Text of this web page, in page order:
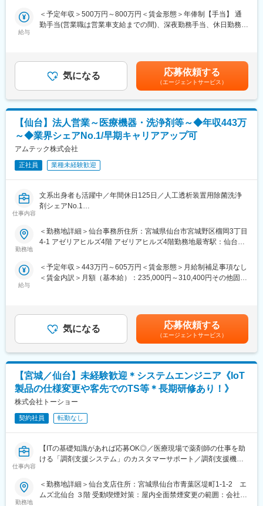
る環境です。
■キャリアパス：機械だけでなく電気やIT・科学の知識も身に着け
ど積極的なキャリア構築が可能です。
変更の範囲：会社の定める業務
て最前線で業界をリードしています。
当社は1949年の設立以来、医療技術の革新を続け、電池式体外型
高い仕事に携わりたい方におすすめです。
■組織体制：Structural Heart（ストラクチャルハート）
大動脈弁狭窄症の治療法の1つであるTAVI用デバイス（カテーテ
ル）を取り扱う部署で、外科手術と比べ、身体に負担の少ない治
療ができることが特徴です。
・主要製品URL
https://www.medtronic.com/jp-ja/healthcare-
professionals/products/cardiovascular/transcatheter-aortic-heart-
valves.html
社員の努力と成果を正当に評価するインセンティブ制度が充実し
ています。
■業務概要：
分析を駆使して戦略的にアプローチします。
・販売代理店との協力／教育
・手術立ち会い／技術サポート
・データ分析に基づく戦略的アプローチ
■研修／フォロー体制：
入社後、約1年をかけて1人前になれる研修・OJT制度を完備。座
学研修と先輩社員との同行で、着実に力をつけることができま
す。戦略的な営業活動を通じて、医師との折衝やデータ分析のス
キルも磨かれます。
変更の範囲：会社の定める業務
給与
＜予定年収＞500万円～800万円＜賃金形態＞年俸制【手当】 通
勤手当(営業職は営業車支給までの間)、深夜勤務手当、休日勤務手
年目の場合固定年収 500万円 インセンティブ 380万円35歳、
入社8年目の場合固定年収 600万円 インセンティブ 400万円
賃金はあくまでも目安の金額であり、選考を通じて上下する可能
性があります。月給(月額)は固定手当を含めた表記です。
気になる 応募依頼する
（エージェントサービス）
【仙台】法人営業～医療機器・洗浄剤等～◆年収443万
～◆業界シェアNo.1/早期キャリアアップ可
アムテック株式会社
正社員 業種未経験歓迎
仕事内容
文系出身者も活躍中／年間休日125日／人工透析装置用除菌洗浄
剤シェアNo.1
■業務概要：【変更の範囲：無】
当社にて『医療機器』『医療用洗浄剤等』の営業として「本当に
■業務内容：
【取り扱い商材】
医療機関（総合病院や透析クリニック等）、代理店
※訪問件数は平均すると1日数件程度。新規営業も実施頂きます。
【提案方法】
新規、既存顧客を中心に以下業務に従事。
・商品の入れ替え提案
・新規商品の提案
・顧客と関係構築を実施
＜月に3日程度出張が発生することがあります。＞
＜自身で直接営業することもあれば、顧客によっては代理店の方
と協力しながら提案することもあります。＞
仙台営業所では現在2名体制。経験豊富な社員と一緒に従事いただ
きます。
■入社後の流れ：
ご入社後は座学研修、研究所での商材勉強を経て計10日ほど営業
勤務地
＜勤務地詳細＞仙台事務所住所：宮城県仙台市宮城野区榴岡3丁目
4-1 アゼリアヒルズ4階 アゼリアヒルズ4階勤務地最寄駅：仙台駅
給与
＜予定年収＞443万円～605万円＜賃金形態＞月給制補足事項なし
＜賃金内訳＞月額（基本給）：235,000円～310,400円その他固定
む）＜昇給有無＞有＜残業手当＞有＜給与補足＞※職種・経験・ス
キルに応じて、同社規定により決定します。■昇給：年1回
1,000～18,000円／年■賞与：年2回（計4～6.0ヶ月）■東京勤務の
場合、地域手当（10,000円/月）■モデル年収：主任クラス/520万
～係長クラス/600万～賃金はあくまでも目安の金額であり、選考
を通じて上下する可能性があります。月給(月額)は固定手当を含め
た表記です。
気になる 応募依頼する
（エージェントサービス）
【宮城／仙台】未経験歓迎＊システムエンジニア《IoT
製品の仕様変更や客先でのTS等＊長期研修あり！》
株式会社トーショー
契約社員 転勤なし
仕事内容
【ITの基礎知識があれば応募OK◎／医療現場で薬剤師の仕事を助
ける「調剤支援システム」のカスタマーサポート／調剤支援機
【はじめに】
勤務地
＜勤務地詳細＞仙台支店住所：宮城県仙台市青葉区堤町1-1-2 エ
ムズ北仙台 ３階 受動喫煙対策：屋内全面禁煙変更の範囲：会社の